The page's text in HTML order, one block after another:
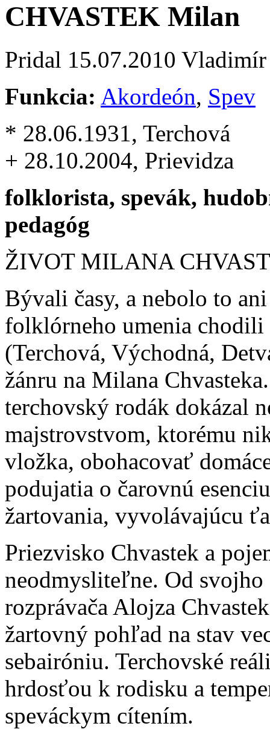
CHVASTEK Milan
Pridal 15.07.2010
Funkcia: Akordeón, Spev
* 28.06.1931, Terchová
+ 28.10.2004, Prievidza
folklorista, spevák,
pedagóg
ŽIVOT MILANA
Bývali časy, a nebolo to
folklórneho umenia
(Terchová, Východná,
žánru na Milana
terchovský rodák dokázal
majstrovstvom, ktorému
vložka, obohacovať
podujatia o čarovnú
žartovania, vyvolávajúcu
Priezvisko Chvastek a
neodmysliteľne. Od
rozprávača Alojza
žartovný pohľad na stav
sebairóniu. Terchovské
hrdosťou k rodisku a
speváckym cítením.